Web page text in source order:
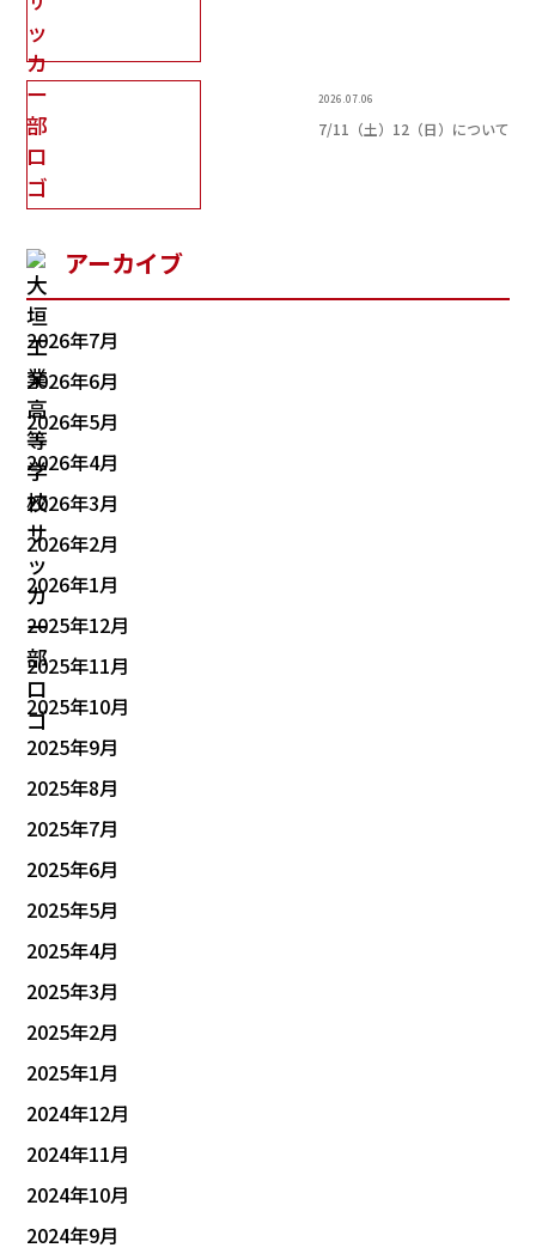
2026.07.06
7/11（土）12（日）について
アーカイブ
2026年7月
2026年6月
2026年5月
2026年4月
2026年3月
2026年2月
2026年1月
2025年12月
2025年11月
2025年10月
2025年9月
2025年8月
2025年7月
2025年6月
2025年5月
2025年4月
2025年3月
2025年2月
2025年1月
2024年12月
2024年11月
2024年10月
2024年9月